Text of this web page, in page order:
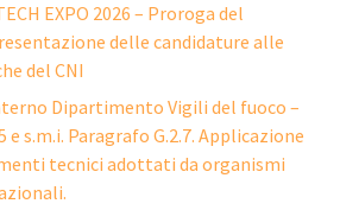
EXPO 2026 – Proroga del
delle candidature alle
del CNI
Dipartimento Vigili del fuoco –
e s.m.i. Paragrafo G.2.7. Applicazione
tecnici adottati da organismi